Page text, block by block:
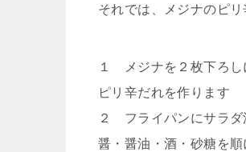
それでは、メジナのピ
１ メジナを２枚下ろし
ピリ辛だれを作ります
２ フライパンにサラダ
醤・醤油・酒・砂糖を順